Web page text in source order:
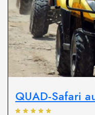
QUAD-Safari